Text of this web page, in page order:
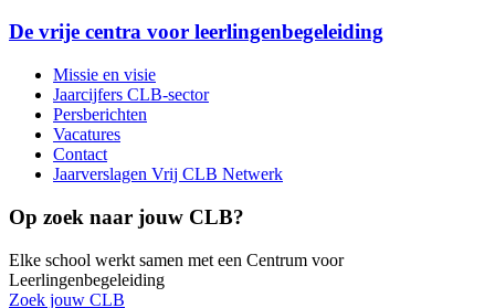
De vrije centra voor leerlingenbegeleiding
Missie en visie
Jaarcijfers CLB-sector
Persberichten
Vacatures
Contact
Jaarverslagen Vrij CLB Netwerk
Op zoek naar jouw CLB?
Elke school werkt samen met een Centrum voor
Leerlingenbegeleiding
Zoek jouw CLB